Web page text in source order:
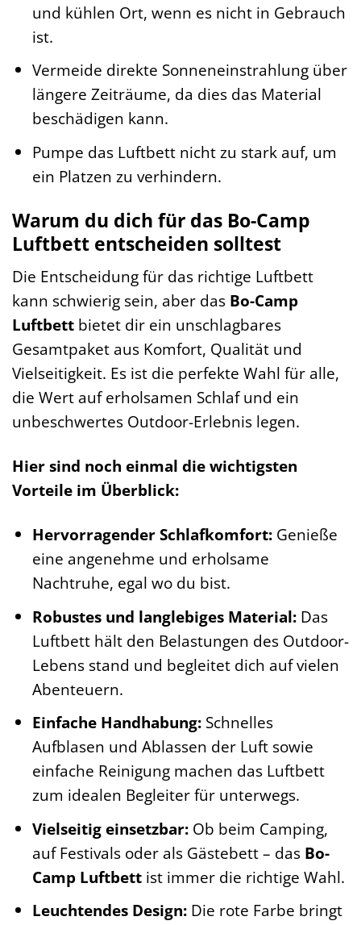
und kühlen Ort, wenn es nicht in Gebrauch
ist.
Vermeide direkte Sonneneinstrahlung über
längere Zeiträume, da dies das Material
beschädigen kann.
Pumpe das Luftbett nicht zu stark auf, um
ein Platzen zu verhindern.
Warum du dich für das Bo-Camp
Luftbett entscheiden solltest
Die Entscheidung für das richtige Luftbett
kann schwierig sein, aber das Bo-Camp
Luftbett bietet dir ein unschlagbares
Gesamtpaket aus Komfort, Qualität und
Vielseitigkeit. Es ist die perfekte Wahl für alle,
die Wert auf erholsamen Schlaf und ein
unbeschwertes Outdoor-Erlebnis legen.
Hier sind noch einmal die wichtigsten
Vorteile im Überblick:
Hervorragender Schlafkomfort:Genieße
eine angenehme und erholsame
Nachtruhe, egal wo du bist.
Robustes und langlebiges Material:Das
Luftbett hält den Belastungen des Outdoor-
Lebens stand und begleitet dich auf vielen
Abenteuern.
Einfache Handhabung:Schnelles
Aufblasen und Ablassen der Luft sowie
einfache Reinigung machen das Luftbett
zum idealen Begleiter für unterwegs.
Vielseitig einsetzbar:Ob beim Camping,
auf Festivals oder als Gästebett – das Bo-
Camp Luftbettist immer die richtige Wahl.
Leuchtendes Design:Die rote Farbe bringt